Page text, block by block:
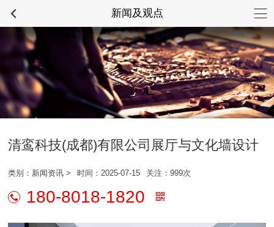
新闻及观点
清鸾科技(成都)有限公司展厅与文化墙设计
类别： 新闻资讯 > 时间：2025-07-15 关注：999次
180-8018-1820
文化建设咨询热线
028-87337734